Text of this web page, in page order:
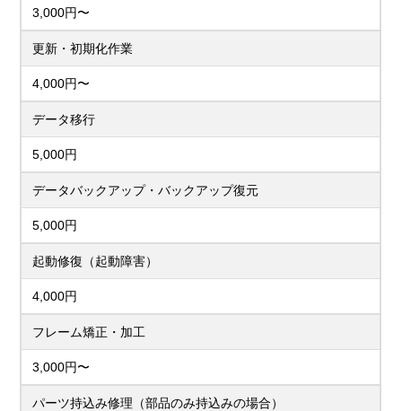
3,000円〜
更新・初期化作業
4,000円〜
データ移行
5,000円
データバックアップ・バックアップ復元
5,000円
起動修復（起動障害）
4,000円
フレーム矯正・加工
3,000円〜
パーツ持込み修理（部品のみ持込みの場合）